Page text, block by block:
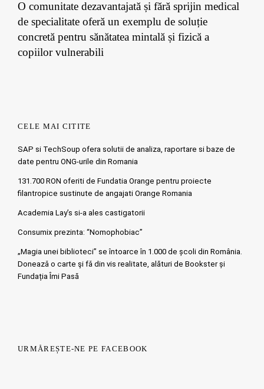
O comunitate dezavantajată și fără sprijin medical
de specialitate oferă un exemplu de soluție
concretă pentru sănătatea mintală și fizică a
copiilor vulnerabili
CELE MAI CITITE
SAP si TechSoup ofera solutii de analiza, raportare si baze de
date pentru ONG-urile din Romania
131.700 RON oferiti de Fundatia Orange pentru proiecte
filantropice sustinute de angajati Orange Romania
Academia Lay’s si-a ales castigatorii
Consumix prezinta: “Nomophobiac”
„Magia unei biblioteci” se întoarce în 1.000 de școli din România.
Doneazǎ o carte şi fǎ din vis realitate, alături de Bookster și
Fundația Îmi Pasă
URMĂREȘTE-NE PE FACEBOOK